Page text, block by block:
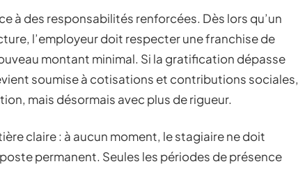
à des responsabilités renforcées. Dès lors qu’un
l’employeur doit respecter une franchise de
montant minimal. Si la gratification dépasse
soumise à cotisations et contributions sociales,
mais désormais avec plus de rigueur.
claire : à aucun moment, le stagiaire ne doit
permanent. Seules les périodes de présence